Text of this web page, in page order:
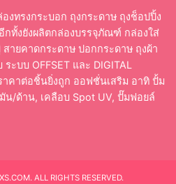
งทรงกระบอก ถุงกระดาษ ถุงช็อปปิ้ง
กทั้งยังผลิตกล่องบรรจุภัณฑ์ กล่องใส่
ายคาดกระดาษ ปอกกระดาษ ถุงผ้า
ะบบ OFFSET และ DIGITAL
คาต่อชิ้นยิ่งถูก ออฟชั่นเสริม อาทิ ปั้ม
น/ด้าน, เคลือบ Spot UV, ปั๊มฟอยล์
ALL RIGHTS RESERVED.